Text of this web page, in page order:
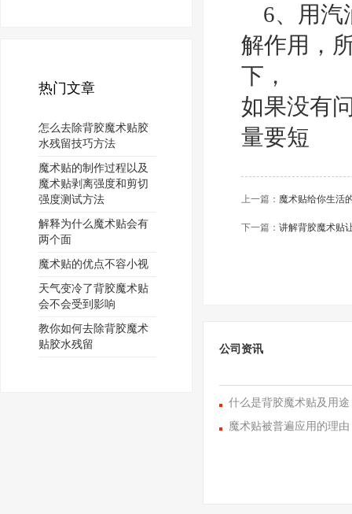
热门文章
怎么去除背胶魔术贴胶
水残留技巧方法
魔术贴的制作过程以及
魔术贴剥离强度和剪切
强度测试方法
解释为什么魔术贴会有
两个面
魔术贴的优点不容小视
天气变冷了背胶魔术贴
会不会受到影响
教你如何去除背胶魔术
贴胶水残留
6、用汽
解作用，
下，
如果没有
量要短
上一篇： 魔术贴给你生活
下一篇： 讲解背胶魔术贴
公司资讯
什么是背胶魔术贴及用途
魔术贴被普遍应用的理由